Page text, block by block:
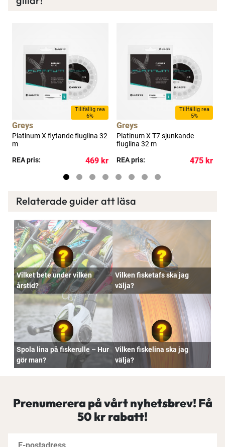
Läs mer här
Tillfällig rea
6%
Greys
Platinum X flytande fluglina 32
m
REA pris:
469 kr
Tillfällig rea
5%
Greys
Platinum X T7 sjunkande
fluglina 32 m
REA pris:
475 kr
Relaterade guider att läsa
Vilket bete under vilken
årstid?
Vilken fisketafs ska jag
välja?
Spola lina på fiskerulle – Hur
gör man?
Vilken fiskelina ska jag
välja?
Prenumerera på vårt nyhetsbrev! Få
50 kr rabatt!